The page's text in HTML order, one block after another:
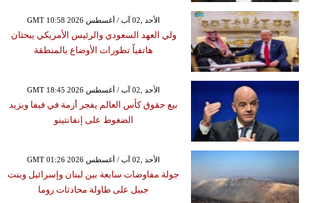
GMT 10:58 2026 الأحد ,02 آب / أغسطس
ولي العهد السعودي والرئيس الأمريكي يبحثان
هاتفياً تطورات الأوضاع بالمنطقة
GMT 18:45 2026 الأحد ,02 آب / أغسطس
بيع حقوق كأس العالم يفجر أزمة في فيفا ويزيد
الضغوط على إنفانتينو
GMT 01:26 2026 الأحد ,02 آب / أغسطس
جولة مفاوضات سابعة بين لبنان وإسرائيل وبنت
جبيل على طاولة محادثات روما